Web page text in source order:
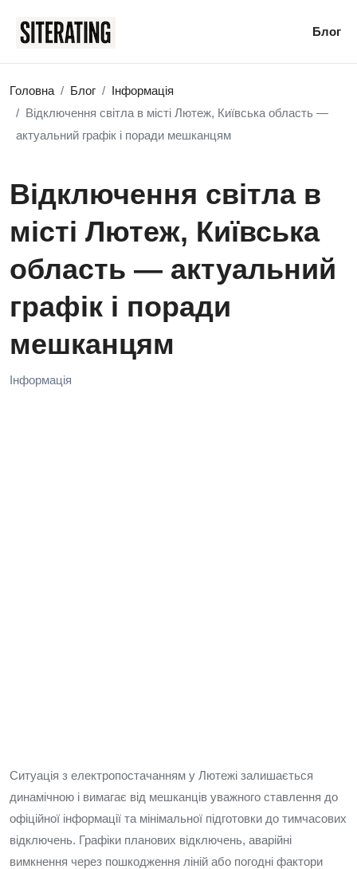
Блог
Головна Блог
Інформація
Відключення світла в місті Лютеж, Київська область —
актуальний графік і поради мешканцям
Відключення світла в
місті Лютеж, Київська
область — актуальний
графік і поради
мешканцям
Інформація
Ситуація з електропостачанням у Лютежі залишається
динамічною і вимагає від мешканців уважного ставлення до
офіційної інформації та мінімальної підготовки до тимчасових
відключень. Графіки планових відключень, аварійні
вимкнення через пошкодження ліній або погодні фактори